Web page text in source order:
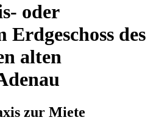
oder
des
alten
zur Miete